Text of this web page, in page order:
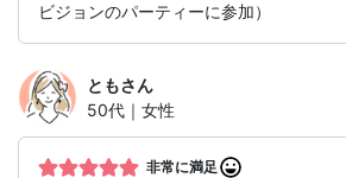
ビジョンのパーティーに参加）
ともさん
50代｜女性
非常に満足